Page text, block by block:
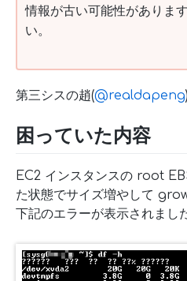
情報が古い可能性がありま
い。
第三シスの趙(@realdapeng
困っていた内容
EC2 インスタンスの root
た状態でサイズ増やして
下記のエラーが表示されまし